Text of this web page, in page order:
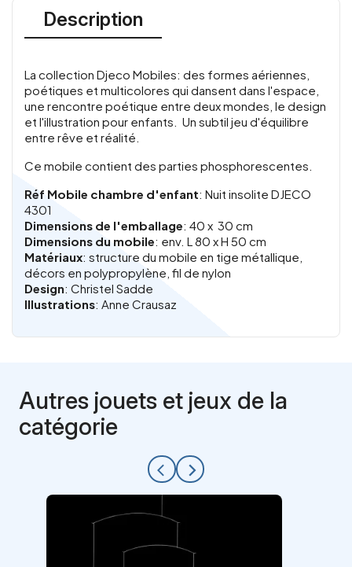
Description
La collection Djeco Mobiles: des formes aériennes,
poétiques et multicolores qui dansent dans l'espace,
une rencontre poétique entre deux mondes, le design
et l'illustration pour enfants. Un subtil jeu d'équilibre
entre rêve et réalité.
Ce mobile contient des parties phosphorescentes.
Réf Mobile chambre d'enfant: Nuit insolite DJECO
4301
Dimensions de l'emballage: 40 x 30 cm
Dimensions du mobile: env. L 80 x H 50 cm
Matériaux: structure du mobile en tige métallique,
décors en polypropylène, fil de nylon
Design: Christel Sadde
Illustrations: Anne Crausaz
Autres jouets et jeux de la
catégorie
arrow_back_ios arrow_forward_ios